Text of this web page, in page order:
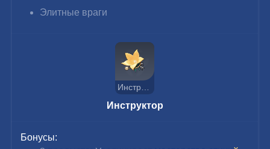
Элитные враги
Инструктор
Инструктор
Бонусы: